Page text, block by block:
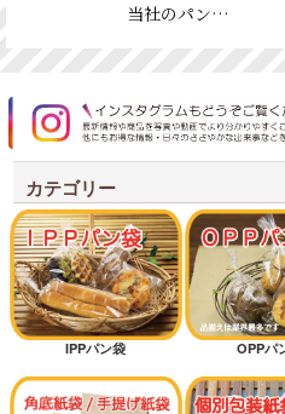
当社のパン…
カテゴリー
IPPパン袋 OPPパ